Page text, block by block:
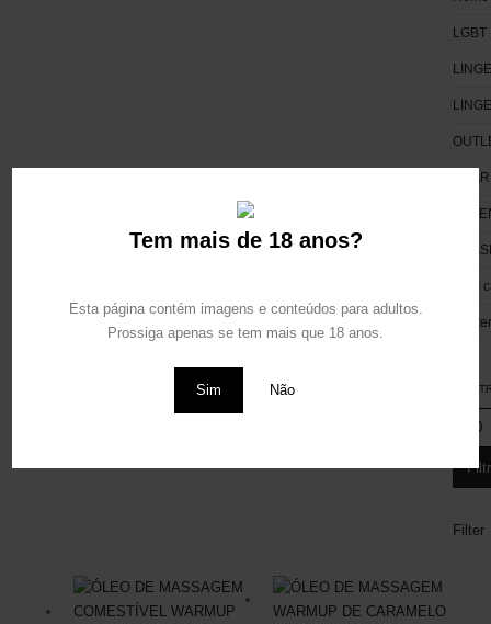
Tem mais de 18 anos?
Esta página contém imagens e conteúdos para adultos.
Prossiga apenas se tem mais que 18 anos.
Sim Não
LGBT
Sem
Filter